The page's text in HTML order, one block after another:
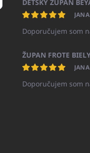
Doporučujem som
ŽUPAN FROTE
Doporučujem som